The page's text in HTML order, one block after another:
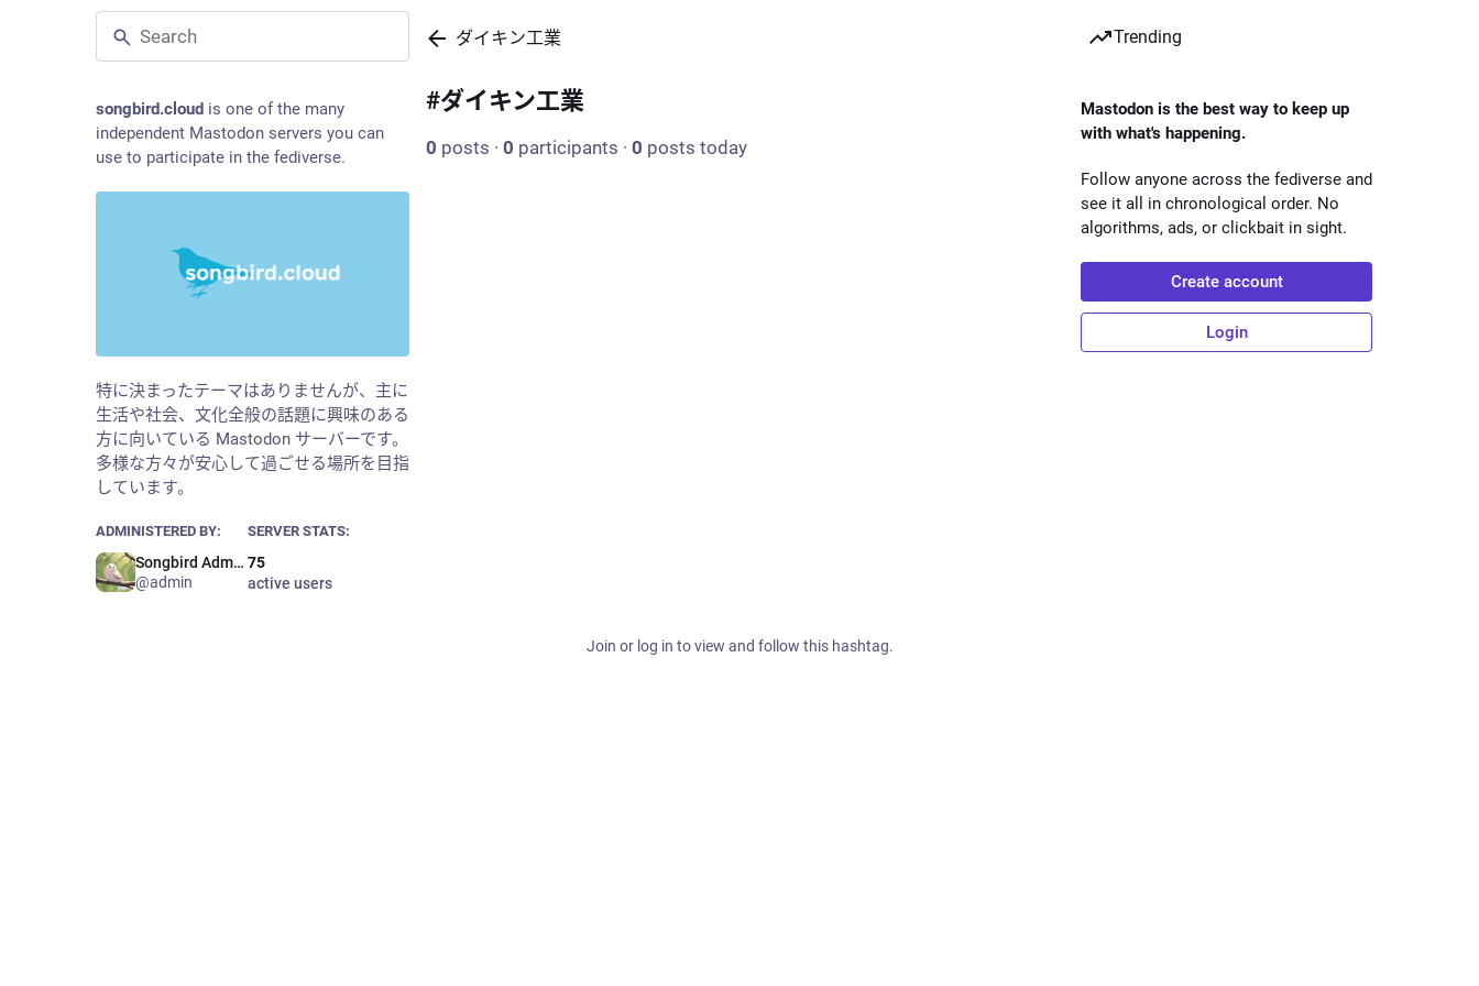
songbird.cloud is one of the many
independent Mastodon servers you can
use to participate in the fediverse.
特に決まったテーマはありませんが、主に
生活や社会、文化全般の話題に興味のある
方に向いている Mastodon サーバーです。
多様な方々が安心して過ごせる場所を目指
しています。
ADMINISTERED BY:
Songbird Admin 🐥
@admin
SERVER STATS:
75
active users
ダイキン工業
#ダイキン工業
0 posts · 0 participants · 0 posts today
Join or log in to view and follow this hashtag.
Trending
Mastodon is the best way to keep up
with what's happening.
Follow anyone across the fediverse and
see it all in chronological order. No
algorithms, ads, or clickbait in sight.
Create account
Login